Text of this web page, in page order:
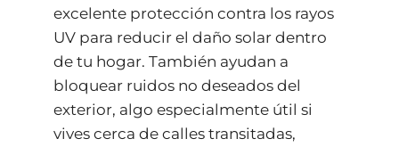
excelente protección contra los rayos
UV para reducir el daño solar dentro
de tu hogar. También ayudan a
bloquear ruidos no deseados del
exterior, algo especialmente útil si
vives cerca de calles transitadas,